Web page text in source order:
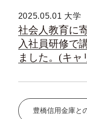
2025.05.01 大学
社会人教育に
入社員研修で
ました。(キャ
豊橋信用金庫と